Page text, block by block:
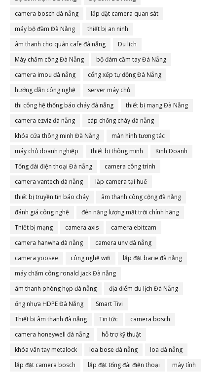
camera bosch đà nẵng
lắp đặt camera quan sát
máy bộ đàm Đà Nẵng
thiết bị an ninh
âm thanh cho quán cafe đà nẵng
Du lịch
Máy chấm công Đà Nẵng
bộ đàm cầm tay Đà Nẵng
camera imou đà nẵng
cổng xếp tự động Đà Nẵng
hướng dẫn công nghệ
server máy chủ
thi công hệ thống báo cháy đà nẵng
thiết bị mạng Đà Nẵng
camera ezviz đà nẵng
cáp chống cháy đà nẵng
khóa cửa thông minh Đà Nẵng
màn hình tương tác
máy chủ doanh nghiệp
thiết bị thông minh
Kinh Doanh
Tổng đài điện thoại Đà nẵng
camera công trình
camera vantech đà nẵng
lắp camera tại huế
thiết bị truyền tin báo cháy
âm thanh công cộng đà nẵng
đánh giá công nghệ
đèn năng lượng mặt trời chính hãng
Thiết bị mạng
camera axis
camera ebitcam
camera hanwha đà nẵng
camera unv đà nẵng
camera yoosee
công nghệ wifi
lắp đặt barie đà nẵng
máy chấm công ronald jack Đà nẵng
âm thanh phòng họp đà nẵng
địa điểm du lịch Đà Nẵng
ống nhựa HDPE Đà Nẵng
Smart Tivi
Thiết bị âm thanh đà nẵng
Tin tức
camera bosch
camera honeywell đà nẵng
hỗ trợ kỹ thuật
khóa vân tay metalock
loa bose đà nẵng
loa đà nẵng
lắp đặt camera bosch
lắp đặt tổng đài điện thoại
máy tính